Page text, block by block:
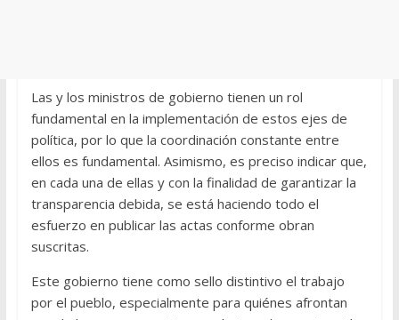
Las y los ministros de gobierno tienen un rol
fundamental en la implementación de estos ejes de
política, por lo que la coordinación constante entre
ellos es fundamental. Asimismo, es preciso indicar que,
en cada una de ellas y con la finalidad de garantizar la
transparencia debida, se está haciendo todo el
esfuerzo en publicar las actas conforme obran
suscritas.
Este gobierno tiene como sello distintivo el trabajo
por el pueblo, especialmente para quiénes afrontan